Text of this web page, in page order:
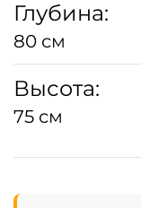
Глубина:
80 см
Высота:
75 см